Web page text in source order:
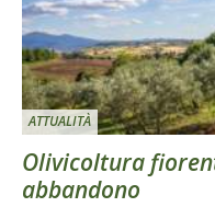
ATTUALITÀ
Olivicoltura
abbandono